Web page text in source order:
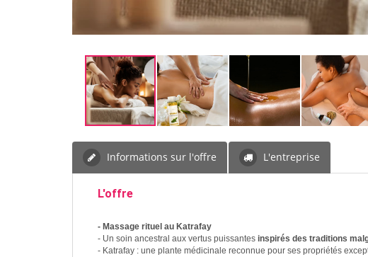
Informations sur l'offre L'entreprise
L'offre
- Massage rituel au Katrafay
- Un soin ancestral aux vertus puissantes inspirés des traditions
- Katrafay : une plante médicinale reconnue pour ses propriétés